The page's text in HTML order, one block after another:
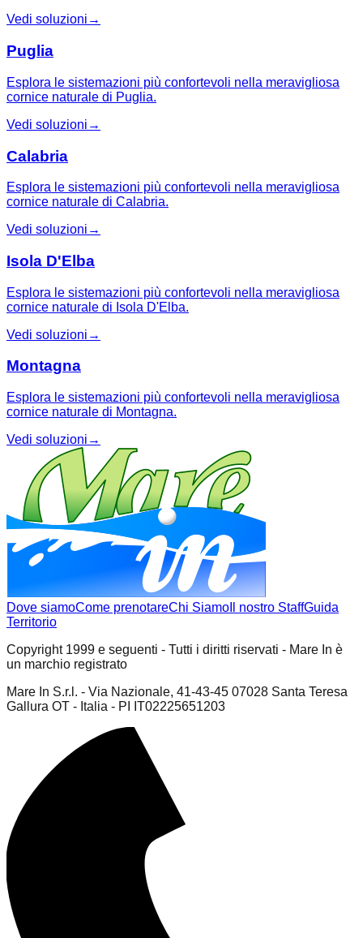
Vedi soluzioni →
Puglia
Esplora le sistemazioni più confortevoli nella meravigliosa
cornice naturale di Puglia.
Vedi soluzioni →
Calabria
Esplora le sistemazioni più confortevoli nella meravigliosa
cornice naturale di Calabria.
Vedi soluzioni →
Isola D'Elba
Esplora le sistemazioni più confortevoli nella meravigliosa
cornice naturale di Isola D'Elba.
Vedi soluzioni →
Montagna
Esplora le sistemazioni più confortevoli nella meravigliosa
cornice naturale di Montagna.
Vedi soluzioni →
Dove siamoCome prenotareChi Siamo Il nostro StaffGuida
Territorio
Copyright 1999 e seguenti - Tutti i diritti riservati - Mare In è
un marchio registrato
Mare In S.r.l. - Via Nazionale, 41-43-45 07028 Santa Teresa
Gallura OT - Italia - PI IT02225651203